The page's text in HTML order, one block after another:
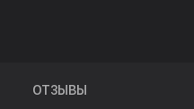
ОТЗЫВЫ